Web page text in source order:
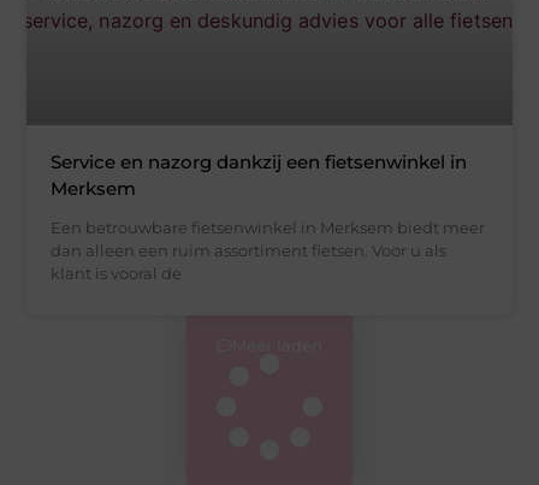
Service en nazorg dankzij een fietsenwinkel in
Merksem
Een betrouwbare fietsenwinkel in Merksem biedt meer
dan alleen een ruim assortiment fietsen. Voor u als
klant is vooral de